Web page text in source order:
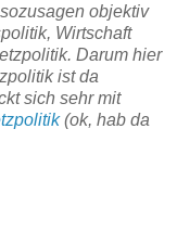
objektiv
Wirtschaft
Darum hier
ist da
sich sehr mit
(ok, hab da